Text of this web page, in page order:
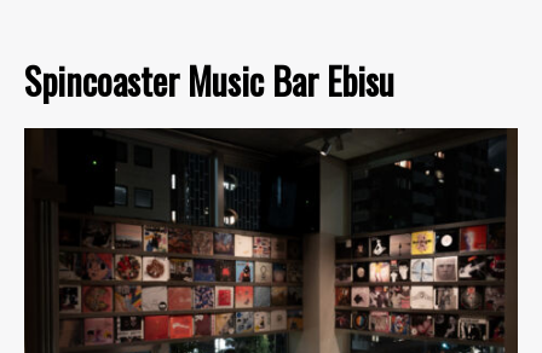
Spincoaster Music Bar Ebisu